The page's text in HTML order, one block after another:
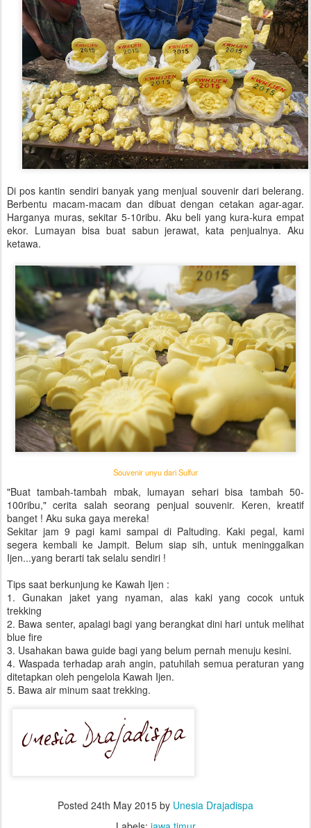
Di pos kantin sendiri banyak yang menjual souvenir dari belerang.
Berbentu macam-macam dan dibuat dengan cetakan agar-agar.
Harganya muras, sekitar 5-10ribu. Aku beli yang kura-kura empat
ekor. Lumayan bisa buat sabun jerawat, kata penjualnya. Aku
ketawa.
Souvenir unyu dari Sulfur
"Buat tambah-tambah mbak, lumayan sehari bisa tambah 50-
100ribu," cerita salah seorang penjual souvenir. Keren, kreatif
banget ! Aku suka gaya mereka!
Sekitar jam 9 pagi kami sampai di Paltuding. Kaki pegal, kami
segera kembali ke Jampit. Belum siap sih, untuk meninggalkan
Ijen...yang berarti tak selalu sendiri !
Tips saat berkunjung ke Kawah Ijen :
1. Gunakan jaket yang nyaman, alas kaki yang cocok untuk
trekking
2. Bawa senter, apalagi bagi yang berangkat dini hari untuk melihat
blue fire
3. Usahakan bawa guide bagi yang belum pernah menuju kesini.
4. Waspada terhadap arah angin, patuhilah semua peraturan yang
ditetapkan oleh pengelola Kawah Ijen.
5. Bawa air minum saat trekking.
Posted 24th May 2015 by Unesia Drajadispa